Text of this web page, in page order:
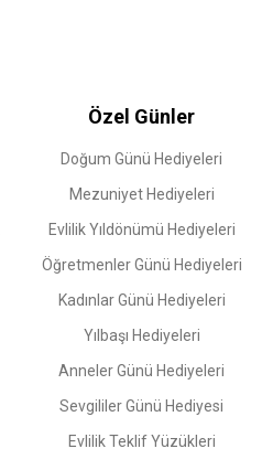
Özel Günler
Doğum Günü Hediyeleri
Mezuniyet Hediyeleri
Evlilik Yıldönümü Hediyeleri
Öğretmenler Günü Hediyeleri
Kadınlar Günü Hediyeleri
Yılbaşı Hediyeleri
Anneler Günü Hediyeleri
Sevgililer Günü Hediyesi
Evlilik Teklif Yüzükleri